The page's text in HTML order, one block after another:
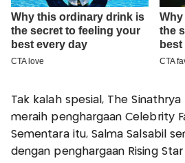
Tak kalah spesial, The Sinathrya
meraih penghargaan Celebrity
Sementara itu, Salma Salsabil
dengan penghargaan Rising